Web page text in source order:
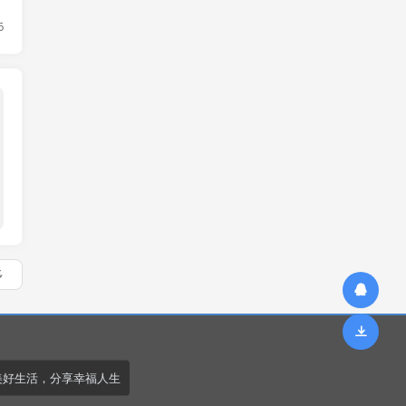
生活，分享幸福人生